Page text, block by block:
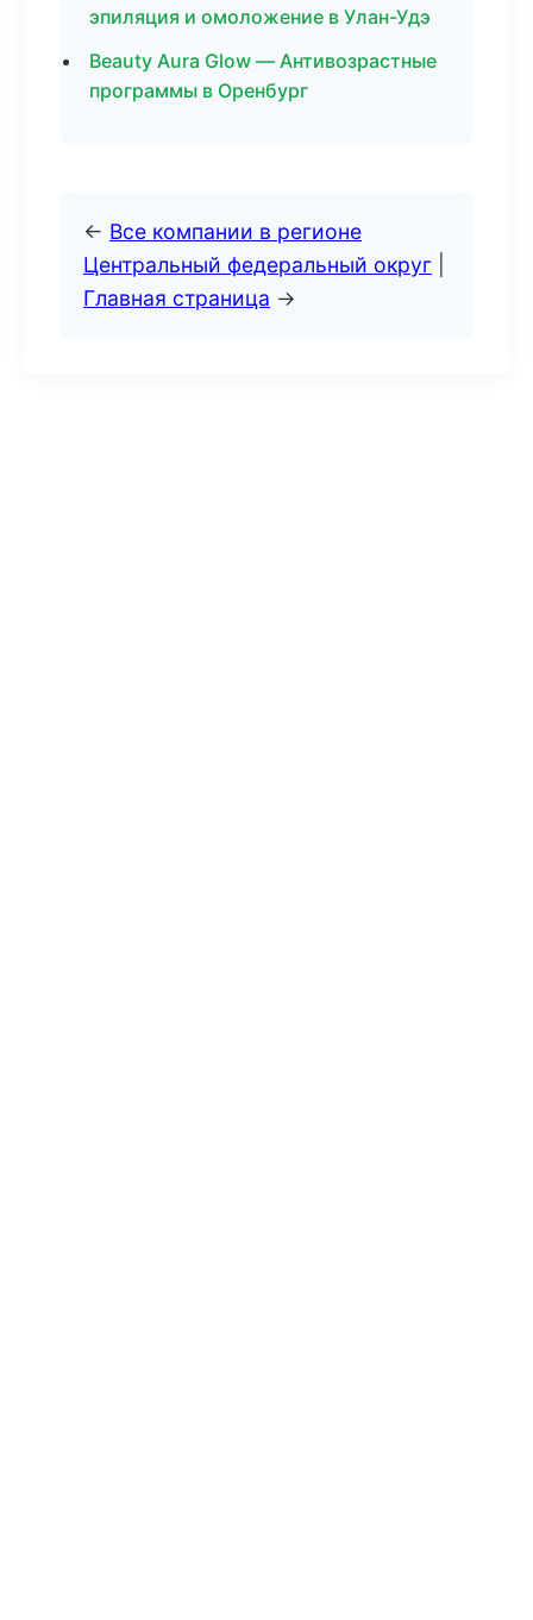
эпиляция и омоложение в Улан-Удэ
Beauty Aura Glow — Антивозрастные
программы в Оренбург
← Все компании в регионе
Центральный федеральный округ
Главная страница →